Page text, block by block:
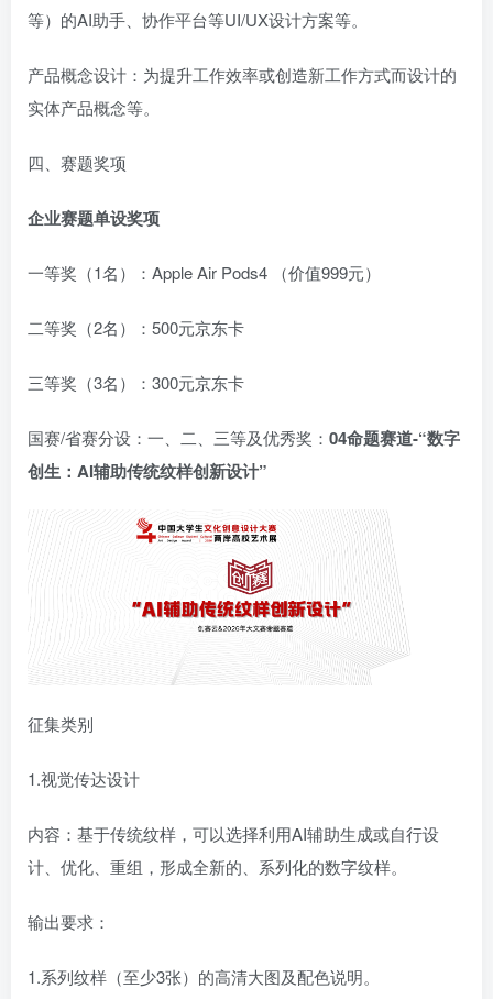
等）的AI助手、协作平台等UI/UX设计方案等。
产品概念设计：为提升工作效率或创造新工作方式而设计的
实体产品概念等。
四、赛题奖项
企业赛题单设奖项
一等奖（1名）：Apple Air Pods4 （价值999元）
二等奖（2名）：500元京东卡
三等奖（3名）：300元京东卡
国赛/省赛分设：一、二、三等及优秀奖： 04命题赛道-“数字
创生：AI辅助传统纹样创新设计”
征集类别
1.视觉传达设计
内容：基于传统纹样，可以选择利用AI辅助生成或自行设
计、优化、重组，形成全新的、系列化的数字纹样。
输出要求：
1.系列纹样（至少3张）的高清大图及配色说明。